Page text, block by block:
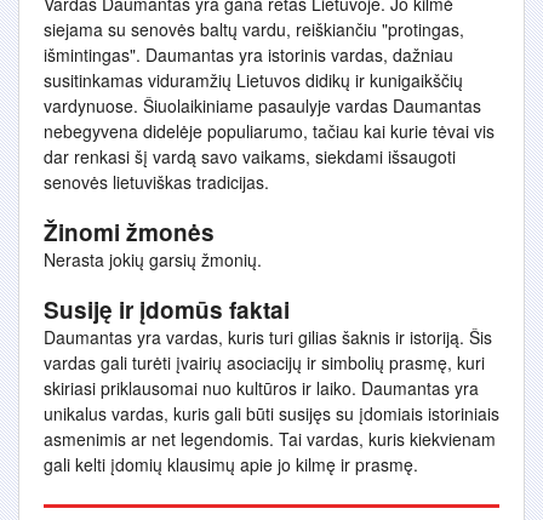
siejama su senovės baltų vardu, reiškiančiu "protingas,
išmintingas". Daumantas yra istorinis vardas, dažniau
susitinkamas viduramžių Lietuvos didikų ir kunigaikščių
vardynuose. Šiuolaikiniame pasaulyje vardas Daumantas
nebegyvena didelėje populiarumo, tačiau kai kurie tėvai vis
dar renkasi šį vardą savo vaikams, siekdami išsaugoti
senovės lietuviškas tradicijas.
Žinomi žmonės
Nerasta jokių garsių žmonių.
Susiję ir įdomūs faktai
Daumantas yra vardas, kuris turi gilias šaknis ir istoriją. Šis
vardas gali turėti įvairių asociacijų ir simbolių prasmę, kuri
skiriasi priklausomai nuo kultūros ir laiko. Daumantas yra
unikalus vardas, kuris gali būti susijęs su įdomiais istoriniais
asmenimis ar net legendomis. Tai vardas, kuris kiekvienam
gali kelti įdomių klausimų apie jo kilmę ir prasmę.